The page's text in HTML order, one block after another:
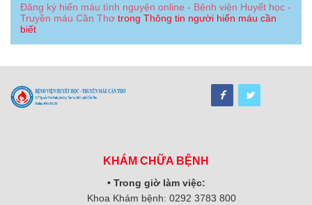
Đăng ký hiến máu tình nguyện online - Bệnh viện Huyết học -
Truyền máu Cần Thơ trong Thông tin người hiến máu cần
biết
KHÁM CHỮA BỆNH
• Trong giờ làm việc:
Khoa Khám bệnh: 0292 3783 800